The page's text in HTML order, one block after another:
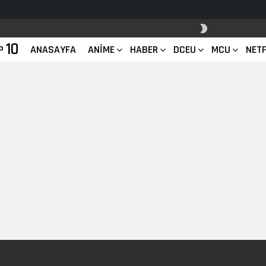
ANAHTARI
10 ANASAYFA ANIME HABER DCEU MCU